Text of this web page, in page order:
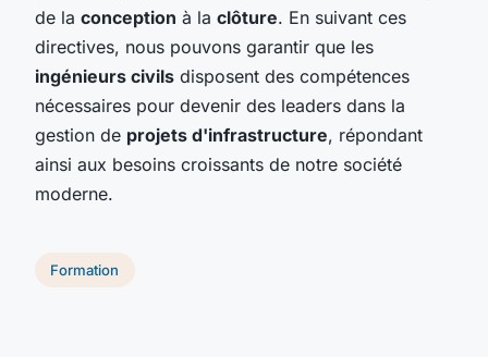
de la conception à la clôture. En suivant ces
directives, nous pouvons garantir que les
ingénieurs civils disposent des compétences
nécessaires pour devenir des leaders dans la
gestion de projets d'infrastructure, répondant
ainsi aux besoins croissants de notre société
moderne.
Formation